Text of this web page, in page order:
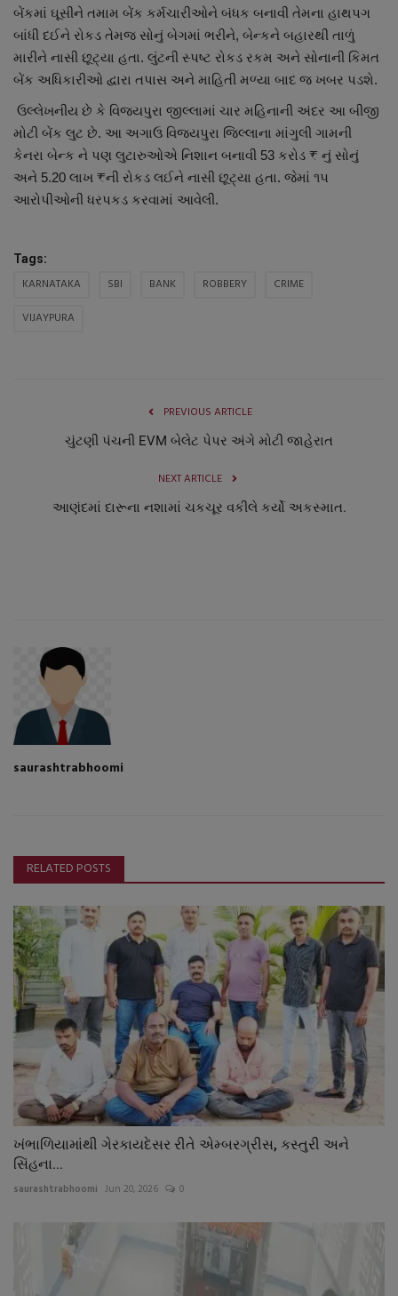
Support US
બજારના સમાચાર
નાણાંકીય સમાચાર
સ્થાનિક સમાચાર
રાશિફળ
બેંકમાં ઘૂસીને તમામ બેંક કર્મચારીઓને બંધક બનાવી તેમના હાથપગ
બાંધી દઈને રોકડ તેમજ સોનું બેગમાં ભરીને, બેન્કને બહારથી તાળું
મારીને નાસી છૂટ્યા હતા. લુંટની સ્પષ્ટ રોકડ રકમ અને સોનાની કિમત
બેંક અધિકારીઓ દ્વારા તપાસ અને માહિતી મળ્યા બાદ જ ખબર પડશે.
ઉલ્લેખનીય છે કે વિજયપુરા જીલ્લામાં ચાર મહિનાની અંદર આ બીજી
મોટી બેંક લુટ છે. આ અગાઉ વિજયપુરા જિલ્લાના માંગુલી ગામની
કેનરા બેન્ક ને પણ લુટારુઓએ નિશાન બનાવી 53 કરોડ ₹ નું સોનું
અને 5.20 લાખ ₹ની રોકડ લઈને નાસી છૂટ્યા હતા. જેમાં ૧૫
આરોપીઓની ધરપકડ કરવામાં આવેલી.
Tags:
KARNATAKA SBI BANK ROBBERY
CRIME
VIJAYPURA
PREVIOUS ARTICLE
ચુંટણી પંચની EVM બેલેટ પેપર અંગે મોટી જાહેરાત
NEXT ARTICLE
આણંદમાં દારૂના નશામાં ચકચૂર વકીલે કર્યો અકસ્માત.
saurashtrabhoomi
RELATED POSTS
ખંભાળિયામાંથી ગેરકાયદેસર રીતે એમ્બરગ્રીસ, કસ્તુરી અને
સિંહના...
saurashtrabhoomi Jun 20, 2026 0